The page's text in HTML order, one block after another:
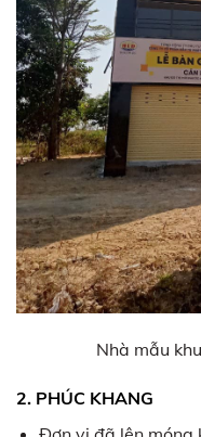
Nhà mẫu
2. PHÚC KHANG